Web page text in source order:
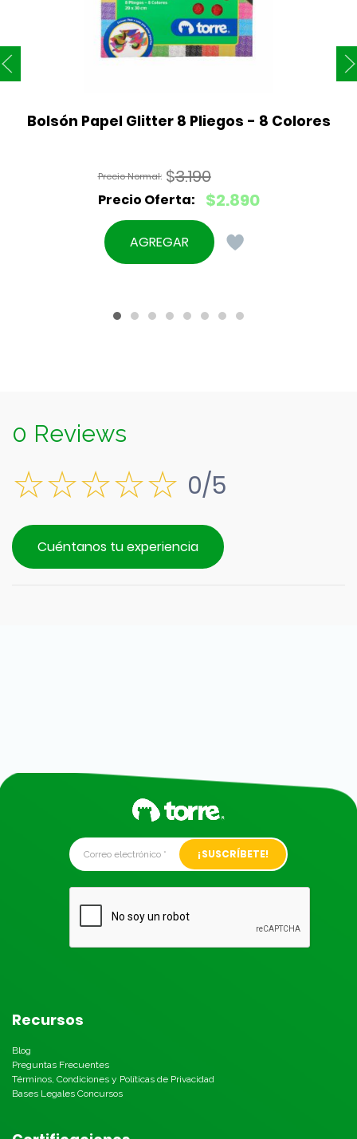
Bolsón Papel Glitter 8 Pliegos - 8 Colores
$3.190
El
original
$2.890
El
precio
actual
AGREGAR
0 Reviews
0/5
Cuéntanos tu experiencia
Alternative:
Recursos
Blog
Preguntas Frecuentes
Términos, Condiciones y Políticas de Privacidad
Bases Legales Concursos